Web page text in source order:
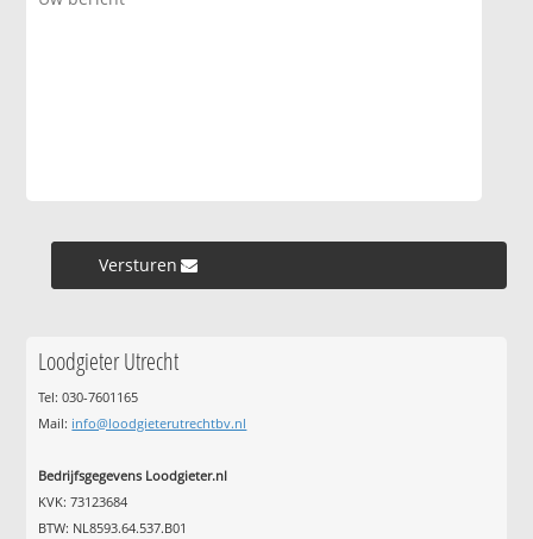
Versturen »
Loodgieter Utrecht
Tel: 030-7601165
Mail: info@loodgieterutrechtbv.nl
Bedrijfsgegevens Loodgieter.nl
KVK: 73123684
BTW: NL8593.64.537.B01